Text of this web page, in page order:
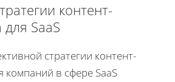
контент-
SaaS
стратегии контент-
компаний в сфере SaaS